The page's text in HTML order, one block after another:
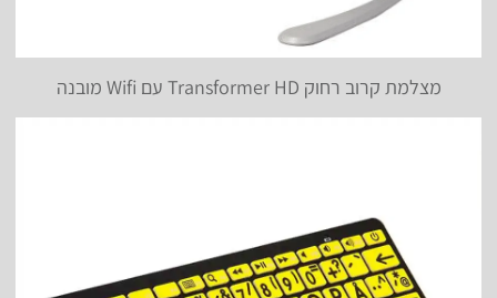
מצלמת קרוב רחוק Transformer HD עם Wifi מובנה